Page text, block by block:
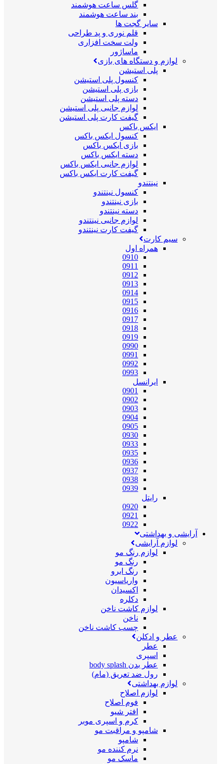
گلس ساعت هوشمند
بند ساعت هوشمند
سایر گجت ها
قلم نوری و پد طراحی
ولت سخت افزاری
ماساژور
لوازم و دستگاه های بازی
پلی استیشن
کنسول پلی استیشن
بازی پلی استیشن
دسته پلی استیشن
لوازم جانبی پلی استیشن
گیفت کارت پلی استیشن
ایکس باکس
کنسول ایکس باکس
بازی ایکس باکس
دسته ایکس باکس
لوازم جانبی ایکس باکس
گیفت کارت ایکس باکس
نینتندو
کنسول نینتندو
بازی نینتندو
دسته نینتندو
لوازم جانبی نینتندو
گیفت کارت نینتندو
سیم کارت
همراه اول
0910
0911
0912
0913
0914
0915
0916
0917
0918
0919
0990
0991
0992
0993
ایرانسل
0901
0902
0903
0904
0905
0930
0933
0935
0936
0937
0938
0939
رایتل
0920
0921
0922
آرایشی و بهداشتی
لوازم آرایشی
لوازم رنگ مو
رنگ مو
رنگ ابرو
واریاسیون
اکسیدان
دکلره
لوازم کاشت ناخن
ناخن
چسب کاشت ناخن
عطر و ادکلن
عطر
اسپری
عطر بدن body splash
رول ضد تعریق (مام)
لوازم بهداشتی
لوازم اصلاح
فوم اصلاح
افتر شیو
کرم و اسپری موبر
شامپو و مراقبت مو
شامپو
نرم کننده مو
ماسک مو